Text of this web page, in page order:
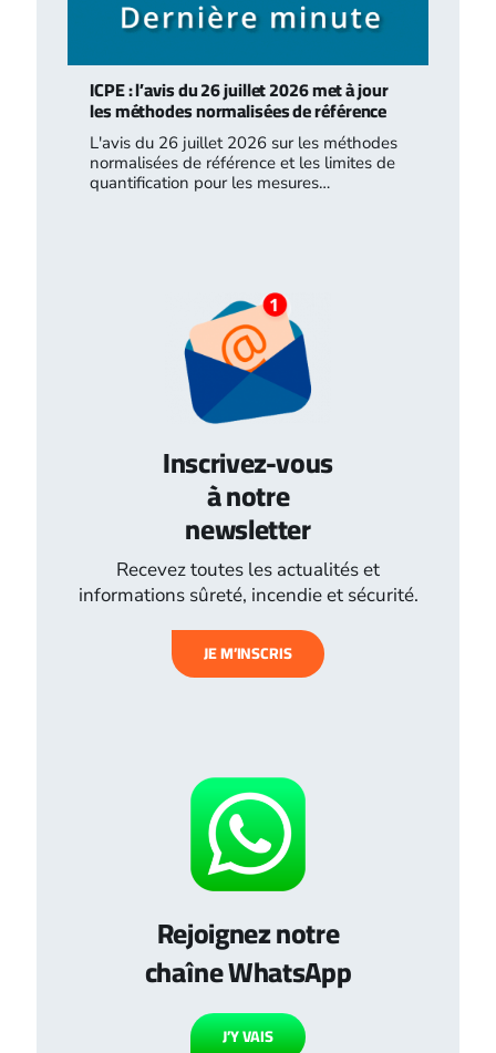
ICPE : l’avis du 26 juillet 2026 met à jour
les méthodes normalisées de référence
L'avis du 26 juillet 2026 sur les méthodes
normalisées de référence et les limites de
quantification pour les mesures…
Inscrivez-vous
à notre
newsletter
Recevez toutes les actualités et
informations sûreté, incendie et sécurité.
JE M’INSCRIS
Rejoignez notre
chaîne WhatsApp
J’Y VAIS